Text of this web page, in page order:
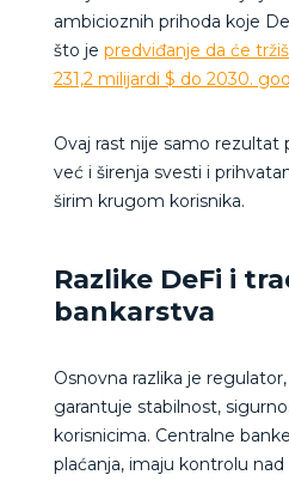
ambicioznih prihoda koje
što je predviđanje da će
231,2 milijardi $ do 2030.
Ovaj rast nije samo rezultat
već i širenja svesti i
širim krugom korisnika.
Razlike DeFi i
bankarstva
Osnovna razlika je regulator
garantuje stabilnost,
korisnicima. Centralne
plaćanja, imaju kontrolu